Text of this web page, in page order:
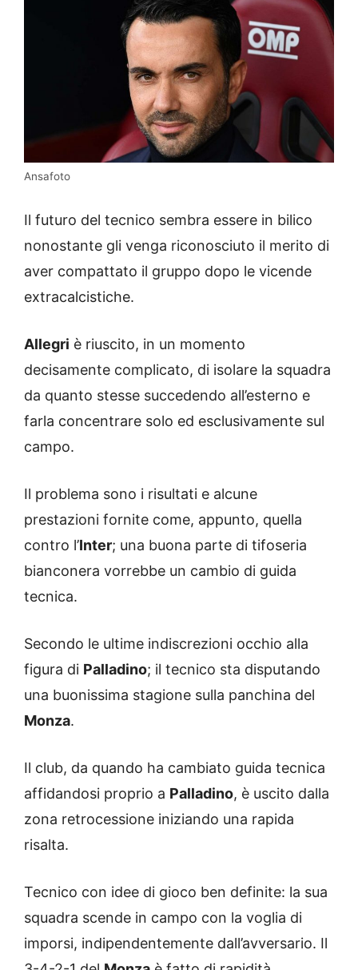
Ansafoto
Il futuro del tecnico sembra essere in bilico
nonostante gli venga riconosciuto il merito di
aver compattato il gruppo dopo le vicende
extracalcistiche.
Allegri è riuscito, in un momento
decisamente complicato, di isolare la squadra
da quanto stesse succedendo all’esterno e
farla concentrare solo ed esclusivamente sul
campo.
Il problema sono i risultati e alcune
prestazioni fornite come, appunto, quella
contro l’Inter; una buona parte di tifoseria
bianconera vorrebbe un cambio di guida
tecnica.
Secondo le ultime indiscrezioni occhio alla
figura di Palladino; il tecnico sta disputando
una buonissima stagione sulla panchina del
Monza.
Il club, da quando ha cambiato guida tecnica
affidandosi proprio a Palladino, è uscito dalla
zona retrocessione iniziando una rapida
risalta.
Tecnico con idee di gioco ben definite: la sua
squadra scende in campo con la voglia di
imporsi, indipendentemente dall’avversario. Il